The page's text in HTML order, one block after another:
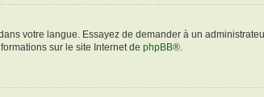
votre langue. Essayez de demander à un
sur le site Internet de phpBB®.